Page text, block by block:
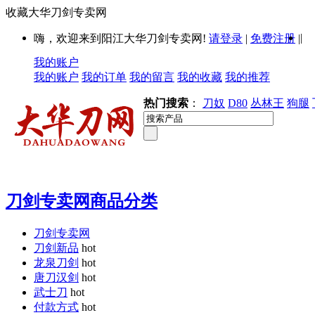
收藏大华刀剑专卖网
嗨，欢迎来到阳江大华刀剑专卖网! 请登录 | 免费注册 ||
我的账户
我的账户 我的订单 我的留言 我的收藏 我的推荐
热门搜索 ： 刀奴 D80 丛林王 狗腿
刀剑专卖网商品分类
刀剑专卖网
刀剑新品 hot
龙泉刀剑 hot
唐刀汉剑 hot
武士刀 hot
付款方式 hot